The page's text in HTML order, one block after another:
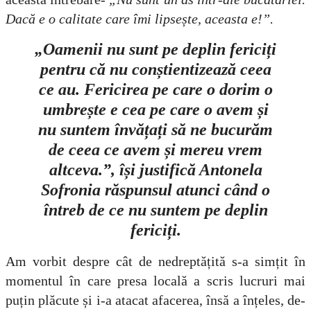
Dacă e o calitate care îmi lipsește, aceasta e!”.
„Oamenii nu sunt pe deplin fericiți
pentru că nu conștientizează ceea
ce au. Fericirea pe care o dorim o
umbrește e cea pe care o avem și
nu suntem învățați să ne bucurăm
de ceea ce avem și mereu vrem
altceva.”, își justifică Antonela
Sofronia răspunsul atunci când o
întreb de ce nu suntem pe deplin
fericiți.
Am vorbit despre cât de nedreptățită s-a simțit în
momentul în care presa locală a scris lucruri mai
puțin plăcute și i-a atacat afacerea, însă a înțeles, de-